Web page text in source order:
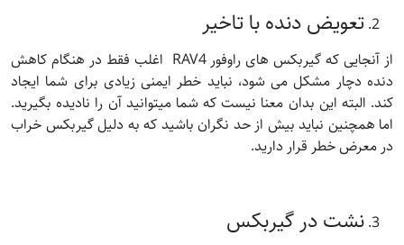
تعویض دنده با تاخیر
از آنجایی که گیربکس های راوفور RAV4 اغلب فقط در هنگام کاهش
دنده دچار مشکل می شود، نباید خطر ایمنی زیادی برای شما ایجاد
کند. البته این بدان معنا نیست که شما میتوانید آن را نادیده بگیرید.
اما همچنین نباید بیش از حد نگران باشید که به دلیل گیربکس خراب
در معرض خطر قرار دارید.
نشت در گیربکس